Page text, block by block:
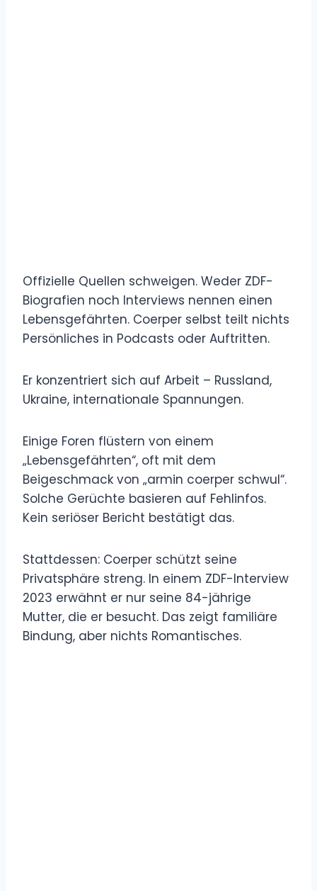
Offizielle Quellen schweigen. Weder ZDF-
Biografien noch Interviews nennen einen
Lebensgefährten. Coerper selbst teilt nichts
Persönliches in Podcasts oder Auftritten.
Er konzentriert sich auf Arbeit – Russland,
Ukraine, internationale Spannungen.
Einige Foren flüstern von einem
„Lebensgefährten“, oft mit dem
Beigeschmack von „armin coerper schwul“.
Solche Gerüchte basieren auf Fehlinfos.
Kein seriöser Bericht bestätigt das.
Stattdessen: Coerper schützt seine
Privatsphäre streng. In einem ZDF-Interview
2023 erwähnt er nur seine 84-jährige
Mutter, die er besucht. Das zeigt familiäre
Bindung, aber nichts Romantisches.